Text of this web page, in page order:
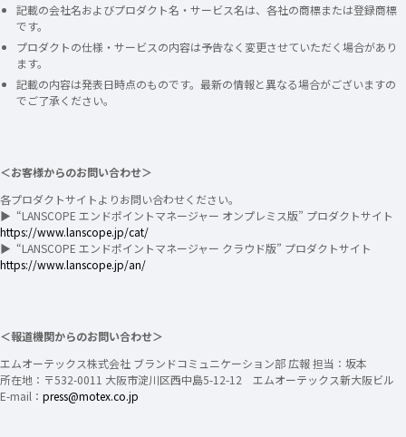
記載の会社名およびプロダクト名・サービス名は、各社の商標または登録商標
です。
プロダクトの仕様・サービスの内容は予告なく変更させていただく場合があり
ます。
記載の内容は発表日時点のものです。最新の情報と異なる場合がございますの
でご了承ください。
＜お客様からのお問い合わせ＞
各プロダクトサイトよりお問い合わせください。
▶ “LANSCOPE エンドポイントマネージャー オンプレミス版” プロダクトサイト
https://www.lanscope.jp/cat/
▶ “LANSCOPE エンドポイントマネージャー クラウド版” プロダクトサイト
https://www.lanscope.jp/an/
＜報道機関からのお問い合わせ＞
エムオーテックス株式会社 ブランドコミュニケーション部 広報 担当：坂本
所在地：〒532-0011 大阪市淀川区西中島5-12-12 エムオーテックス新大阪ビル
E-mail： press@motex.co.jp